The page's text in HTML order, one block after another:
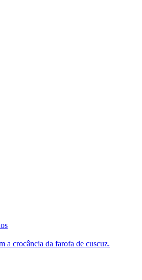
a crocância da farofa de cuscuz.